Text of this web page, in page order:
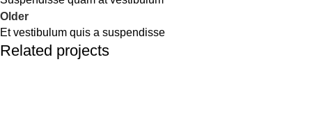
Older
Et vestibulum quis a suspendisse
Related projects